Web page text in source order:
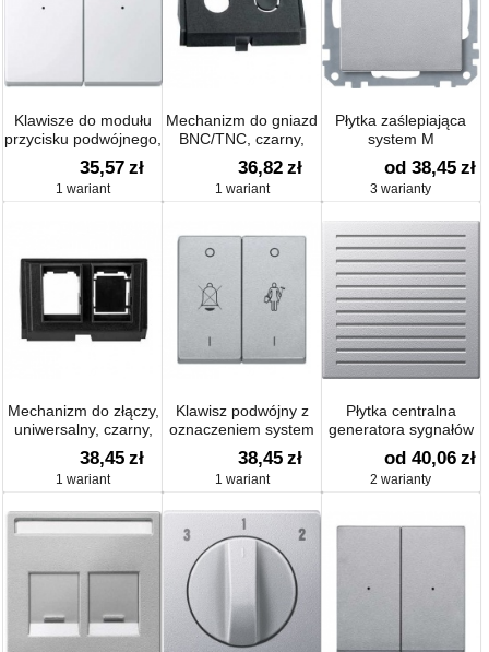
Klawisze do modułu
przycisku podwójnego,
biały active, połysk,
system M
35,57 zł
1 wariant
Mechanizm do gniazd
BNC/TNC, czarny,
system M,
Artec/Antique
36,82 zł
1 wariant
Płytka zaślepiająca
system M
od 38,45 zł
3 warianty
Mechanizm do złączy,
uniwersalny, czarny,
system M,
Artec/Antique
38,45 zł
1 wariant
Klawisz podwójny z
oznaczeniem system
M
38,45 zł
1 wariant
Płytka centralna
generatora sygnałów
akustycznych system
M
od 40,06 zł
2 warianty